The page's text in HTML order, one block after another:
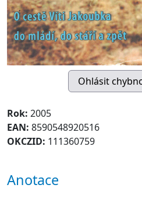
Rok: 2005
EAN: 8590548920516
OKCZID: 111360759
Anotace